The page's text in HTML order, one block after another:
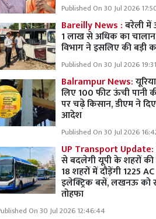
Published On 30 Jul 2026
Bareilly News :बरेली में
1 लाख से अधिक का
विभाग ने इसलिए की बड़ी
Published On 30 Jul 2026
Balrampur News:
लिए 100 फीट ऊंची पानी
पर चढ़े किसान, डीएम ने
आदेश
Published On 30 Jul 2026
UP Transport Update:
से बदलेगी यूपी के शहरों की
18 शहरों में दौड़ेंगी 1225 AC
इलेक्ट्रिक बसें, लखनऊ को
तोहफा
On 30 Jul 2026 12:46:44